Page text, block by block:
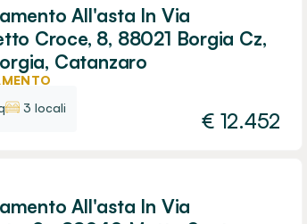
All'asta In Via
Croce, 8, 88021 Borgia Cz,
Catanzaro
3 locali
€ 12.452
All'asta In Via